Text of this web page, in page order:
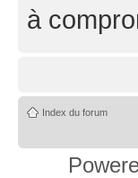
à
Index du forum